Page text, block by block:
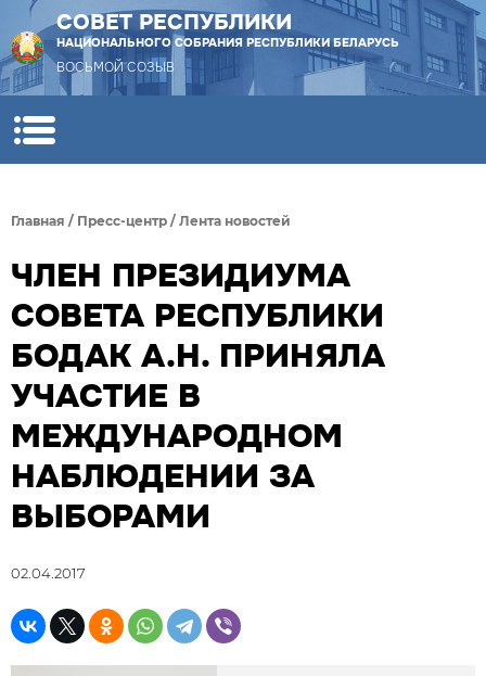
СОВЕТ РЕСПУБЛИКИ
НАЦИОНАЛЬНОГО СОБРАНИЯ РЕСПУБЛИКИ БЕЛАРУСЬ
ВОСЬМОЙ СОЗЫВ
Главная / Пресс-центр / Лента новостей
ЧЛЕН ПРЕЗИДИУМА
СОВЕТА РЕСПУБЛИКИ
БОДАК А.Н. ПРИНЯЛА
УЧАСТИЕ В
МЕЖДУНАРОДНОМ
НАБЛЮДЕНИИ ЗА
ВЫБОРАМИ
02.04.2017